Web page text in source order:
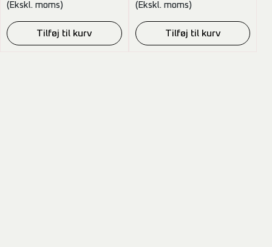
(Ekskl. moms)
Tilføj til kurv
(Ekskl. moms)
Tilføj til kurv